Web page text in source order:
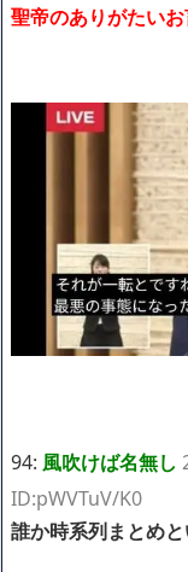
聖帝のありがたい
94: 風吹けば名無し
ID:pWVTuV/K0
誰か時系列まとめ